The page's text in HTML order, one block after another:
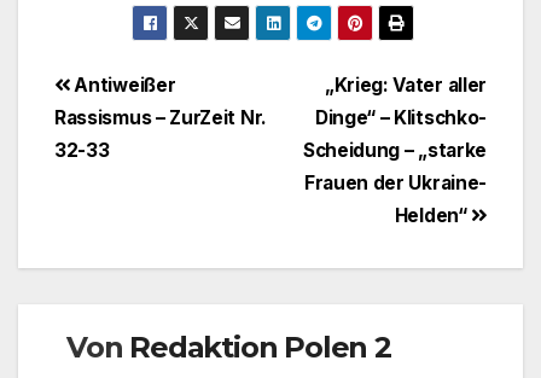
Beitragsnavigation„Krieg: Vater aller
Dinge“ – Klitschko-
Scheidung – „starke
Frauen der Ukraine-
Helden“
Antiweißer
Rassismus – ZurZeit Nr.
32-33
Von Redaktion Polen 2